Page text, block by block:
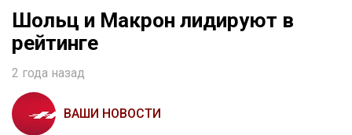
Шольц и Макрон лидируют в
рейтинге
2 года назад
ВАШИ НОВОСТИ